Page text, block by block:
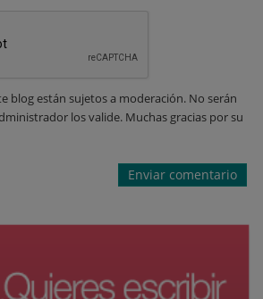
blog están sujetos a moderación. No serán
los valide. Muchas gracias por su